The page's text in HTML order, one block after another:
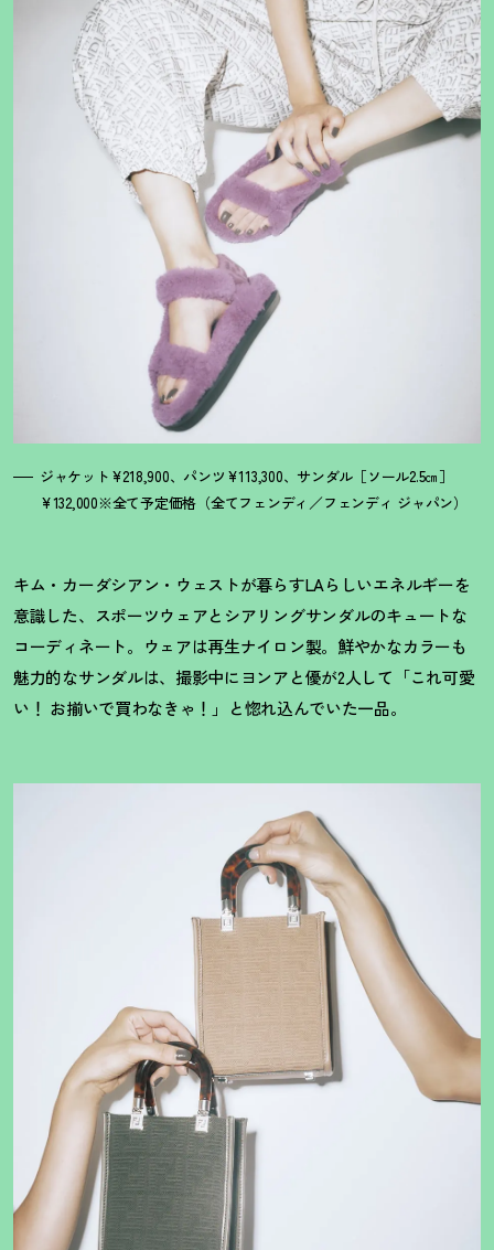
ジャケット¥218,900、パンツ¥113,300、サンダル［ソール2.5㎝］
¥132,000※全て予定価格（全てフェンディ／フェンディ ジャパン）
キム・カーダシアン・ウェストが暮らすLAらしいエネルギーを
意識した、スポーツウェアとシアリングサンダルのキュートな
コーディネート。ウェアは再生ナイロン製。鮮やかなカラーも
魅力的なサンダルは、撮影中にヨンアと優が2人して「これ可愛
い ！ お揃いで買わなきゃ ！ 」と惚れ込んでいた一品。